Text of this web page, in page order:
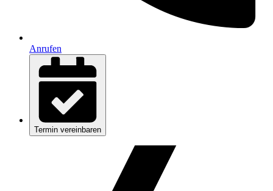
Anrufen
Termin vereinbaren